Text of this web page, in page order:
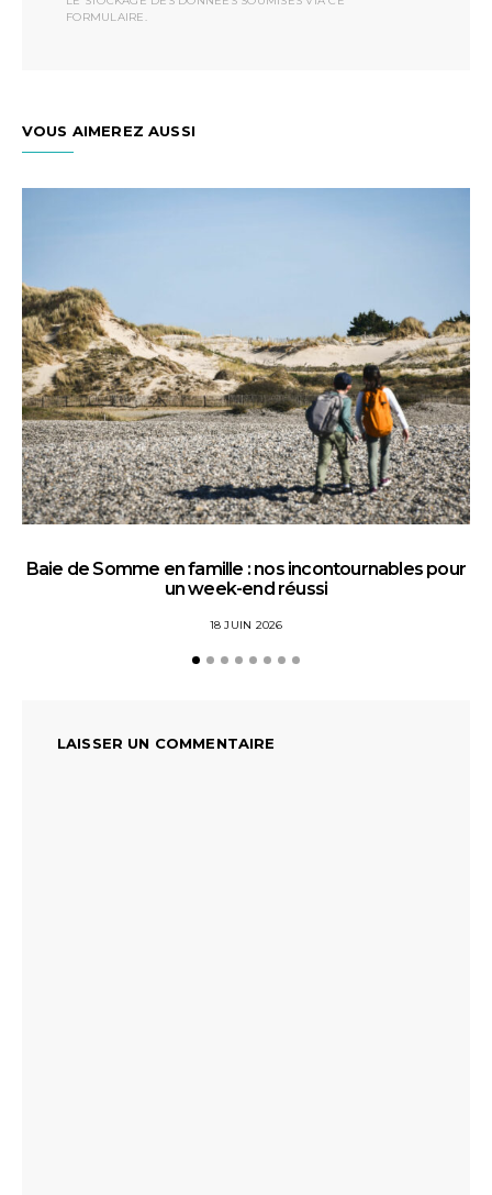
FORMULAIRE.
VOUS AIMEREZ AUSSI
Baie de Somme en famille : nos incontournables pour
un week-end réussi
18 JUIN 2026
LAISSER UN COMMENTAIRE